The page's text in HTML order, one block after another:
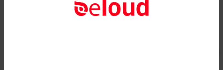
scambiata per una guida turistica